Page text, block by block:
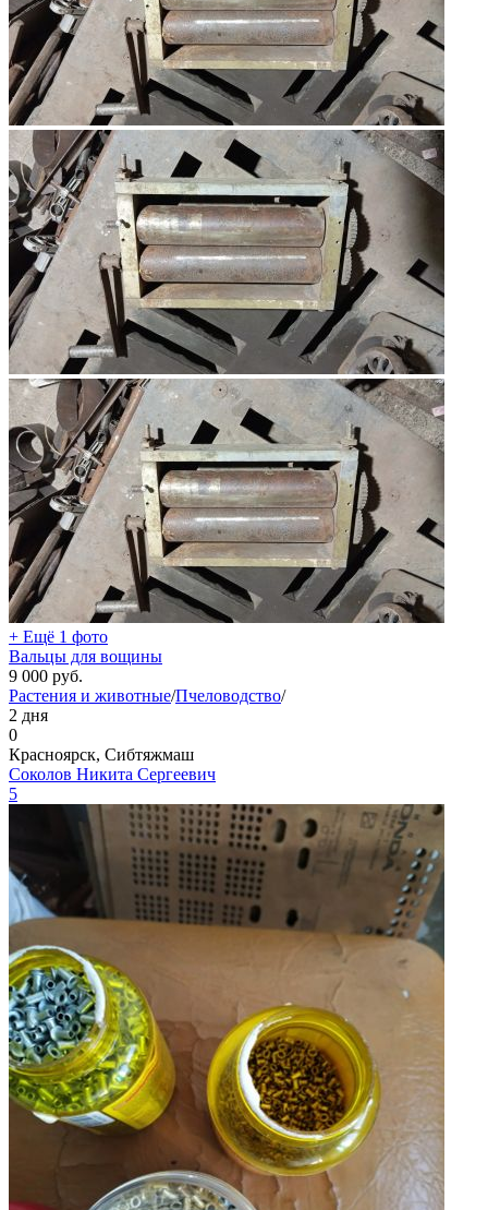
+ Ещё 1 фото
Вальцы для вощины
9 000 руб.
Растения и животные/Пчеловодство/
2 дня
0
Красноярск, Сибтяжмаш
Соколов Никита Сергеевич
5